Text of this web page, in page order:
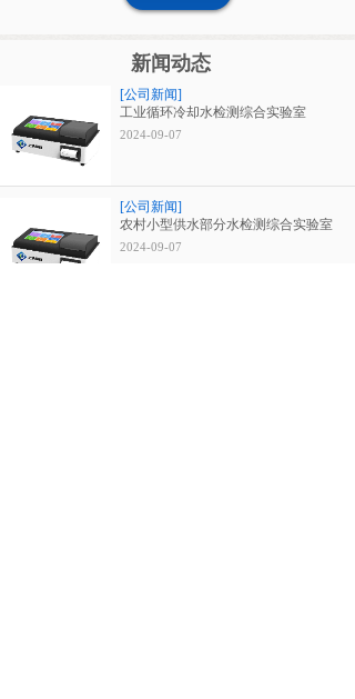
[公司新闻]
工业循环冷却水检测综合实验室
2024-09-07
[公司新闻]
农村小型供水部分水检测综合实验室
2024-09-07
新闻动态